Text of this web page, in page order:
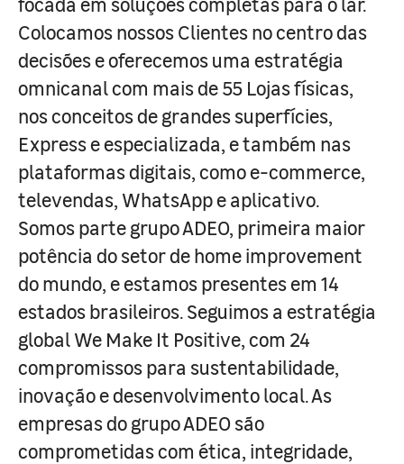
Colocamos nossos Clientes no centro das
decisões e oferecemos uma estratégia
omnicanal com mais de 55 Lojas físicas,
nos conceitos de grandes superfícies,
Express e especializada, e também nas
plataformas digitais, como e-commerce,
televendas, WhatsApp e aplicativo.
Somos parte grupo ADEO, primeira maior
potência do setor de home improvement
do mundo, e estamos presentes em 14
estados brasileiros. Seguimos a estratégia
global We Make It Positive, com 24
compromissos para sustentabilidade,
inovação e desenvolvimento local. As
empresas do grupo ADEO são
comprometidas com ética, integridade,